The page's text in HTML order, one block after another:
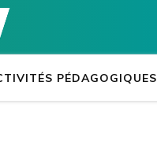
PÉDAGOGIQUES